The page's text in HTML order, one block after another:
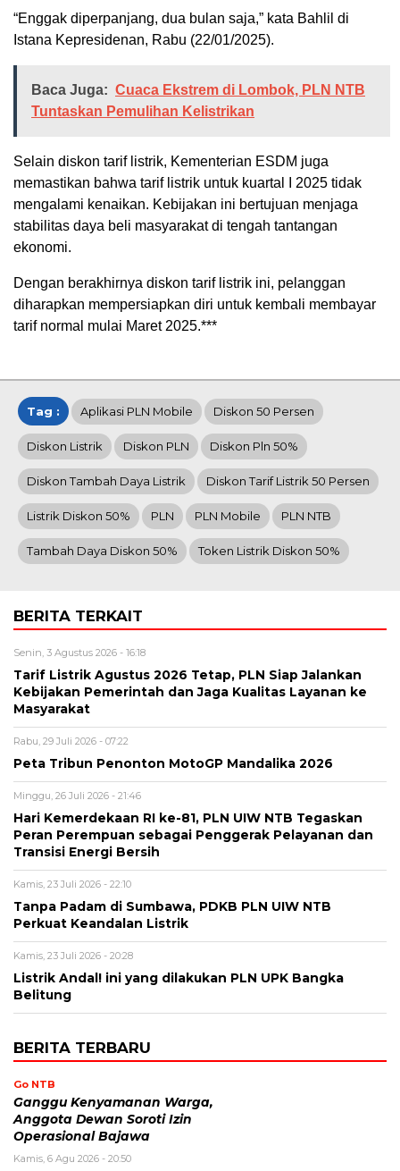
“Enggak diperpanjang, dua bulan saja,” kata Bahlil di
Istana Kepresidenan, Rabu (22/01/2025).
Baca Juga: Cuaca Ekstrem di Lombok, PLN NTB
Tuntaskan Pemulihan Kelistrikan
Selain diskon tarif listrik, Kementerian ESDM juga
memastikan bahwa tarif listrik untuk kuartal I 2025 tidak
mengalami kenaikan. Kebijakan ini bertujuan menjaga
stabilitas daya beli masyarakat di tengah tantangan
ekonomi.
Dengan berakhirnya diskon tarif listrik ini, pelanggan
diharapkan mempersiapkan diri untuk kembali membayar
tarif normal mulai Maret 2025.***
Tag : Aplikasi PLN Mobile Diskon 50 Persen
Diskon Listrik Diskon PLN Diskon Pln 50%
Diskon Tambah Daya Listrik Diskon Tarif Listrik 50 Persen
Listrik Diskon 50% PLN PLN Mobile PLN NTB
Tambah Daya Diskon 50% Token Listrik Diskon 50%
BERITA TERKAIT
Senin, 3 Agustus 2026 - 16:18
Tarif Listrik Agustus 2026 Tetap, PLN Siap Jalankan
Kebijakan Pemerintah dan Jaga Kualitas Layanan ke
Masyarakat
Rabu, 29 Juli 2026 - 07:22
Peta Tribun Penonton MotoGP Mandalika 2026
Minggu, 26 Juli 2026 - 21:46
Hari Kemerdekaan RI ke-81, PLN UIW NTB Tegaskan
Peran Perempuan sebagai Penggerak Pelayanan dan
Transisi Energi Bersih
Kamis, 23 Juli 2026 - 22:10
Tanpa Padam di Sumbawa, PDKB PLN UIW NTB
Perkuat Keandalan Listrik
Kamis, 23 Juli 2026 - 20:28
Listrik Andal! ini yang dilakukan PLN UPK Bangka
Belitung
BERITA TERBARU
Go NTB
Ganggu Kenyamanan Warga,
Anggota Dewan Soroti Izin
Operasional Bajawa
Kamis, 6 Agu 2026 - 20:50